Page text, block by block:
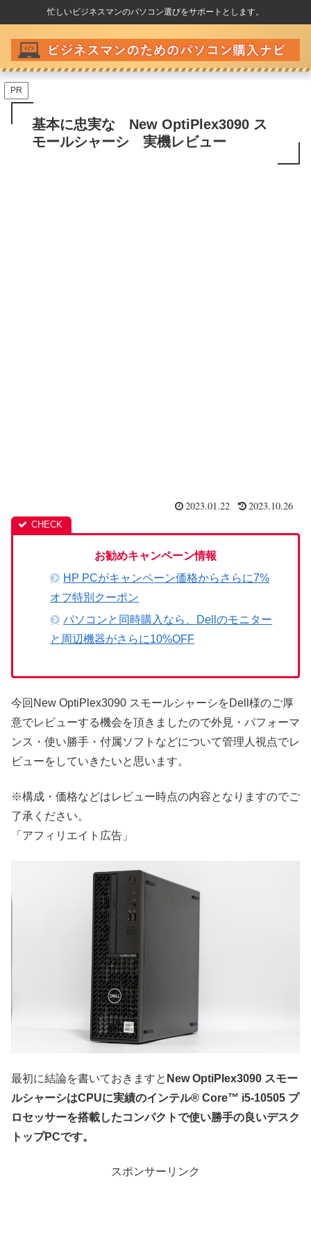
忙しいビジネスマンのパソコン選びをサポートとします。
PR
基本に忠実な New OptiPlex3090 ス
モールシャーシ 実機レビュー
2023.01.22 2023.10.26
お勧めキャンペーン情報
HP PCがキャンペーン価格からさらに7%
オフ特別クーポン
パソコンと同時購入なら、Dellのモニター
と周辺機器がさらに10%OFF
今回New OptiPlex3090 スモールシャーシをDell様のご厚
意でレビューする機会を頂きましたので外見・パフォーマ
ンス・使い勝手・付属ソフトなどについて管理人視点でレ
ビューをしていきたいと思います。
※構成・価格などはレビュー時点の内容となりますのでご
了承ください。
「アフィリエイト広告」
最初に結論を書いておきますと New OptiPlex3090 スモー
ルシャーシはCPUに実績のインテル® Core™ i5-10505 プ
ロセッサーを搭載したコンパクトで使い勝手の良いデスク
トップPCです。
スポンサーリンク